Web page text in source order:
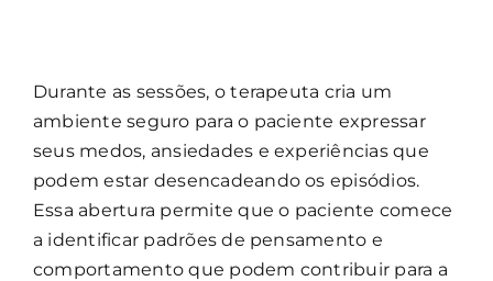
Durante as sessões, o terapeuta cria um
ambiente seguro para o paciente expressar
seus medos, ansiedades e experiências que
podem estar desencadeando os episódios.
Essa abertura permite que o paciente comece
a identificar padrões de pensamento e
comportamento que podem contribuir para a